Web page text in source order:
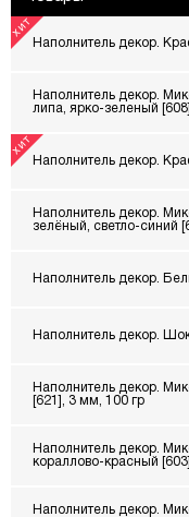
Наполнитель декор.
Наполнитель декор.
липа, ярко-зеленый
Наполнитель декор.
Наполнитель декор.
зелёный, светло-синий
Наполнитель декор.
Наполнитель декор.
Наполнитель декор.
[621], 3 мм, 100 гр
Наполнитель декор.
кораллово-красный
Наполнитель декор.